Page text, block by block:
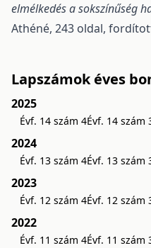
elmélkedés a sokszínűség
Athéné, 243 oldal,
Lapszámok éves
2025
Évf. 14 szám 4Évf. 14 szám
2024
Évf. 13 szám 4Évf. 13 szám
2023
Évf. 12 szám 4Évf. 12 szám
2022
Évf. 11 szám 4Évf. 11 szám